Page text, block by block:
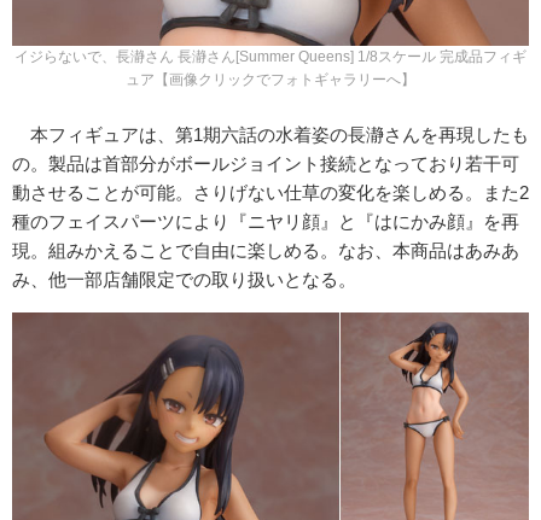
イジらないで、長瀞さん 長瀞さん[Summer Queens] 1/8スケール 完成品フィギ
ュア【画像クリックでフォトギャラリーへ】
本フィギュアは、第1期六話の水着姿の長瀞さんを再現したも
の。製品は首部分がボールジョイント接続となっており若干可
動させることが可能。さりげない仕草の変化を楽しめる。また2
種のフェイスパーツにより『ニヤリ顔』と『はにかみ顔』を再
現。組みかえることで自由に楽しめる。なお、本商品はあみあ
み、他一部店舗限定での取り扱いとなる。